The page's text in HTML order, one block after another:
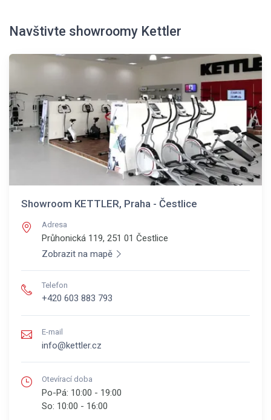
Navštivte showroomy Kettler
Showroom KETTLER, Praha - Čestlice
Adresa
Průhonická 119, 251 01 Čestlice
Zobrazit na mapě
Telefon
+420 603 883 793
E-mail
info@kettler.cz
Otevírací doba
Po-Pá: 10:00 - 19:00
So: 10:00 - 16:00